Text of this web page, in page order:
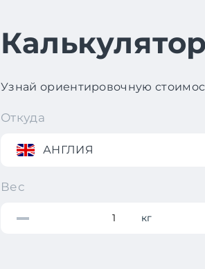
Узнай ориентировочную
Откуда
АНГЛИЯ
Вес
кг